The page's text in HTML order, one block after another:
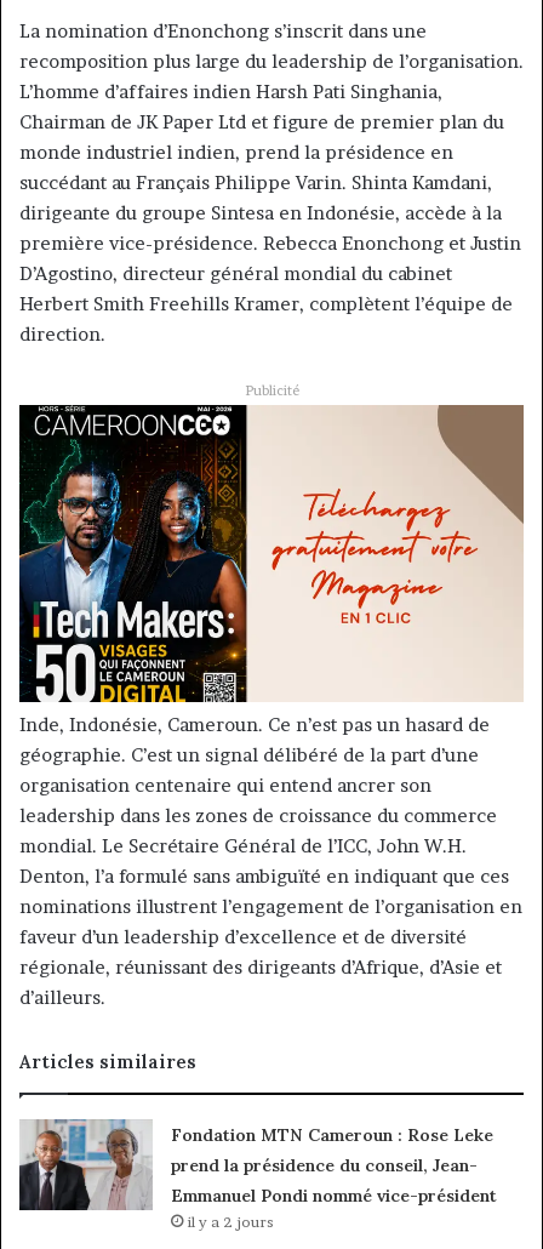
La nomination d’Enonchong s’inscrit dans une
recomposition plus large du leadership de l’organisation.
L’homme d’affaires indien Harsh Pati Singhania,
Chairman de JK Paper Ltd et figure de premier plan du
monde industriel indien, prend la présidence en
succédant au Français Philippe Varin. Shinta Kamdani,
dirigeante du groupe Sintesa en Indonésie, accède à la
première vice-présidence. Rebecca Enonchong et Justin
D’Agostino, directeur général mondial du cabinet
Herbert Smith Freehills Kramer, complètent l’équipe de
direction.
Publicité
Inde, Indonésie, Cameroun. Ce n’est pas un hasard de
géographie. C’est un signal délibéré de la part d’une
organisation centenaire qui entend ancrer son
leadership dans les zones de croissance du commerce
mondial. Le Secrétaire Général de l’ICC, John W.H.
Denton, l’a formulé sans ambiguïté en indiquant que ces
nominations illustrent l’engagement de l’organisation en
faveur d’un leadership d’excellence et de diversité
régionale, réunissant des dirigeants d’Afrique, d’Asie et
d’ailleurs.
Articles similaires
Fondation MTN Cameroun : Rose Leke
prend la présidence du conseil, Jean-
Emmanuel Pondi nommé vice-président
il y a 2 jours